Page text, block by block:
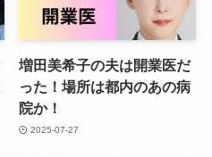
増田美希子の夫は開業医だ
った！場所は都内のあの病
院か！
2025-07-27